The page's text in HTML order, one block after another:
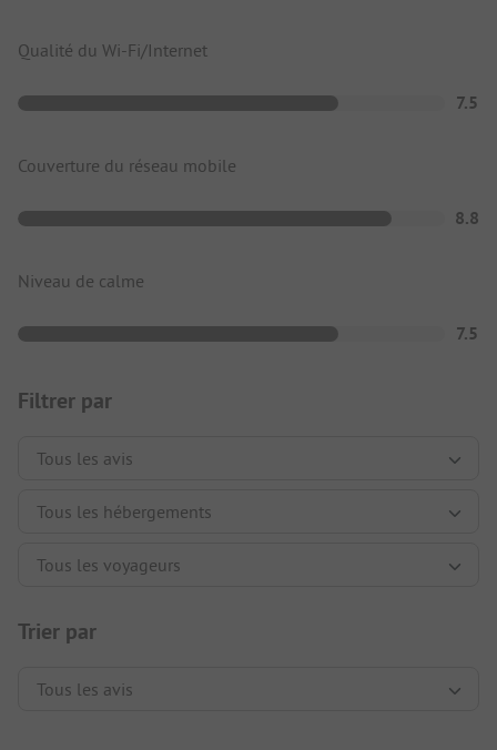
Qualité du Wi-Fi/Internet
7.5
Couverture du réseau mobile
8.8
Niveau de calme
7.5
Filtrer par
Trier par